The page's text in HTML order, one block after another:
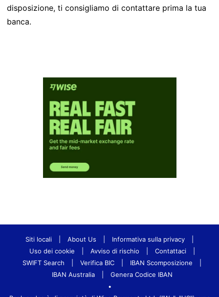
disposizione, ti consigliamo di contattare prima la tua
banca.
Siti locali About Us Informativa sulla privacy
Uso dei cookie
Avviso di rischio Contattaci
SWIFT Search
Verifica BIC IBAN Scomposizione
IBAN Australia
Genera Codice IBAN
•